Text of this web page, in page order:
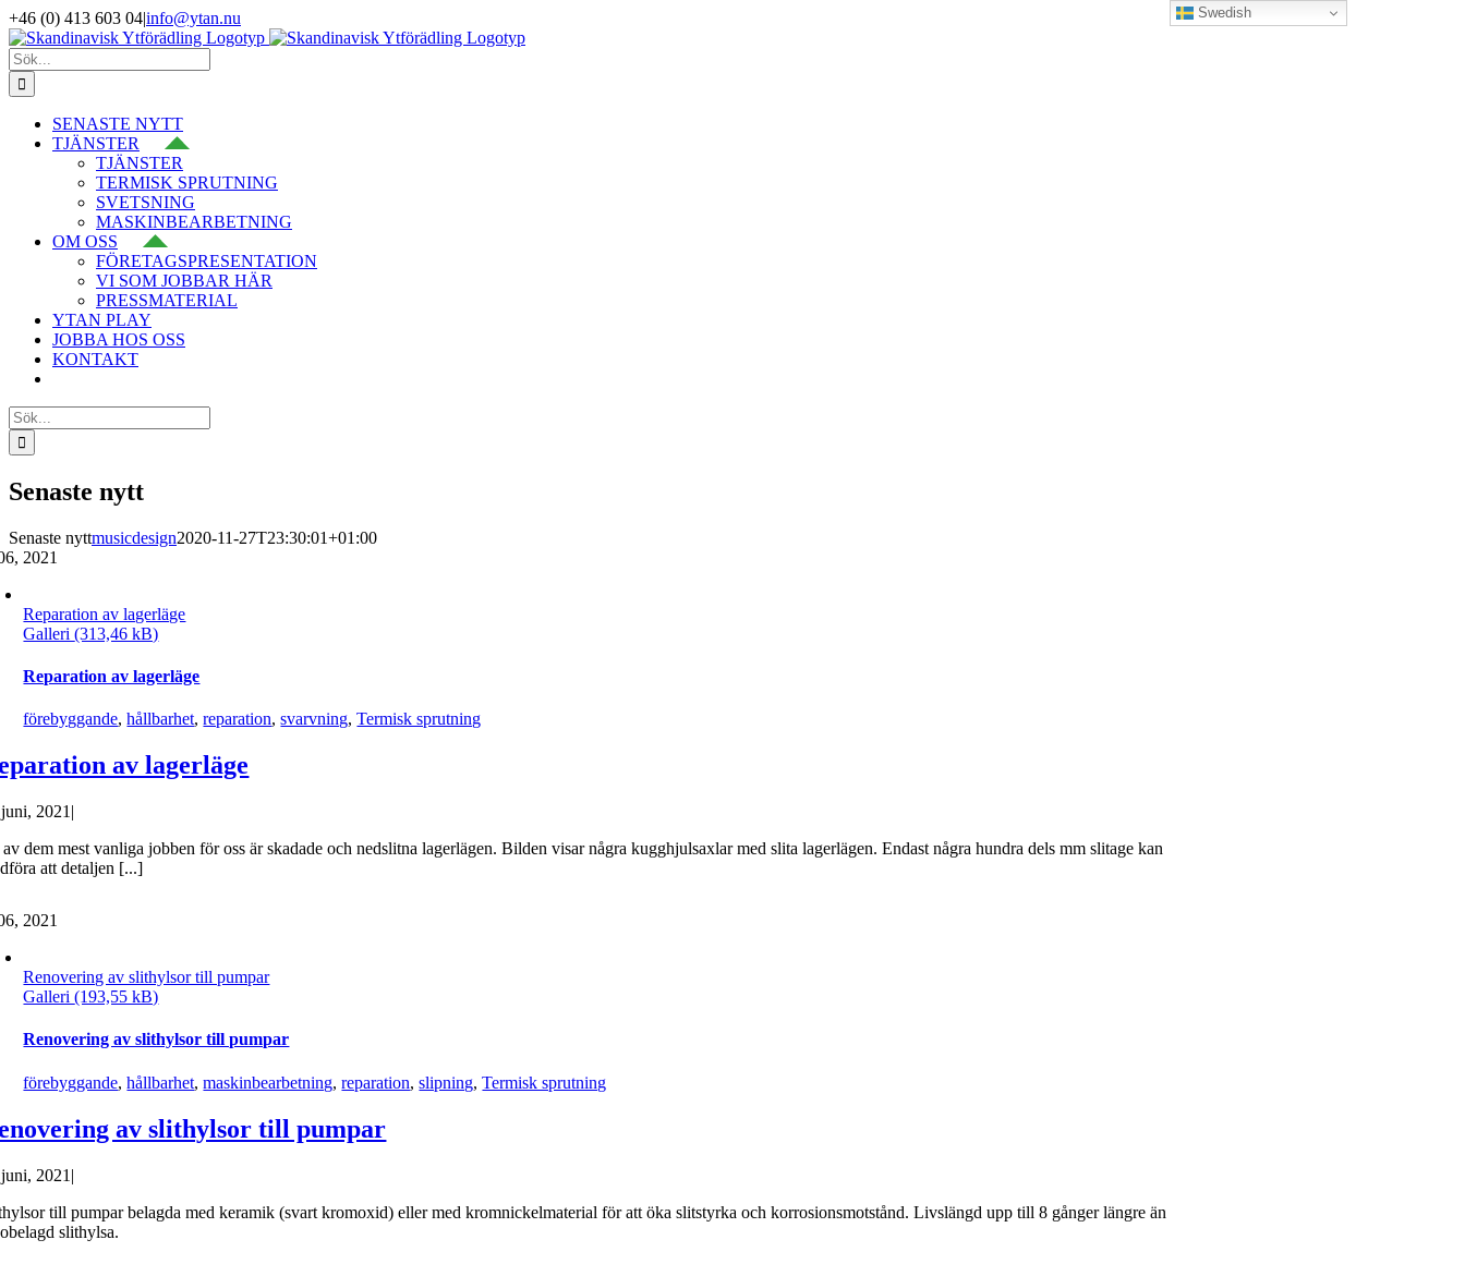
Fortsätt
till
innehållet
+46 (0) 413 603 04|info@ytan.nu
LinkedIn
YouTube
Instagram
Facebook
X
Sök
efter:
SENASTE NYTT
TJÄNSTER
TJÄNSTER
TERMISK SPRUTNING
SVETSNING
MASKINBEARBETNING
OM OSS
FÖRETAGSPRESENTATION
VI SOM JOBBAR HÄR
PRESSMATERIAL
YTAN PLAY
JOBBA HOS OSS
KONTAKT
Sök
efter:
Senaste nytt
Senaste nyttmusicdesign2020-11-27T23:30:01+01:00
2021
Reparation av lagerläge
Galleri
Reparation av lagerläge
förebyggande,hållbarhet,reparation,svarvning,Termisk sprutning
av lagerläge
2021 |
dem mest vanliga jobben för oss är skadade och nedslitna lagerlägen. Bilden visar några kugghjulsaxlar med slita lagerlägen. Endast några hundra dels mm slitage kan
att detaljen [...]
2021
Renovering av slithylsor till pumpar
Galleri
Renovering av slithylsor till pumpar
förebyggande,hållbarhet,maskinbearbetning,reparation,slipning,Termisk sprutning
av slithylsor till pumpar
2021 |
till pumpar belagda med keramik (svart kromoxid) eller med kromnickelmaterial för att öka slitstyrka och korrosionsmotstånd. Livslängd upp till 8 gånger längre än
slithylsa.
Swedish